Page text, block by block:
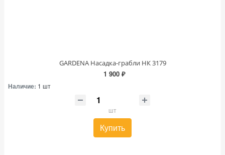
GARDENA Насадка-грабли НК 3179
1 900 ₽
Наличие: 1 шт
шт
Купить